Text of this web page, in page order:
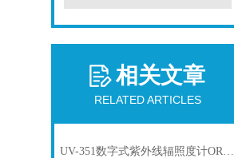
相关文章
RELATED ARTICLES
UV-351数字式紫外线辐照度计ORC欧阿希